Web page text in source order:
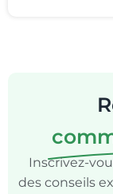
Inscrivez-
des conseils